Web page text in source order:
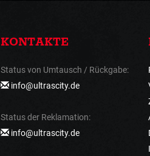
KONTAKTE
Status von Umtausch / Rückgabe:
info@ultrascity.de
Status der Reklamation:
info@ultrascity.de